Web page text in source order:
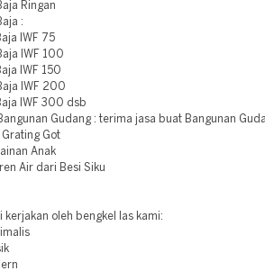
Ringan
:
IWF 75
IWF 100
IWF 150
IWF 200
IWF 300 dsb
Gudang : terima jasa buat Bangunan
Got
Anak
Air dari Besi Siku
kerjakan oleh bengkel las kami: